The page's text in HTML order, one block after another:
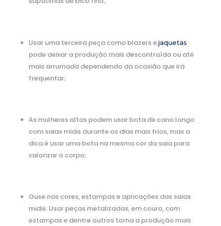
Usar uma terceira peça como blazers ejaquetas
pode deixar a produção mais descontraída ou até
mais arrumada dependendo da ocasião que irá
frequentar;
As mulheres altas podem usar bota de cano longo
com saias midis durante os dias mais frios, mas a
dica é usar uma bota na mesma cor da saia para
valorizar o corpo;
Ouse nas cores, estampas e aplicações das saias
midis. Usar peças metalizadas, em couro, com
estampas e dentre outros torna a produção mais